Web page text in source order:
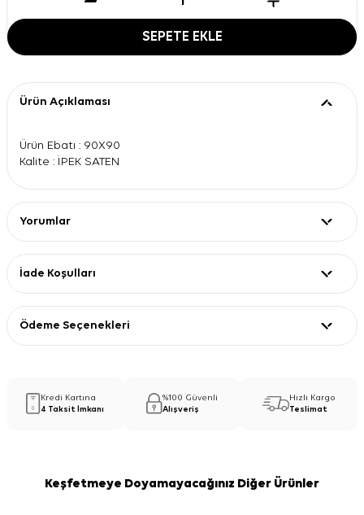
SEPETE EKLE
Ürün Açıklaması
Ürün Ebatı : 90X90
Kalite : İPEK SATEN
Yorumlar
İade Koşulları
Ödeme Seçenekleri
Kredi Kartına
4 Taksit İmkanı
%100 Güvenli
Alışveriş
Hızlı Kargo
Teslimat
Keşfetmeye Doyamayacağınız Diğer Ürünler